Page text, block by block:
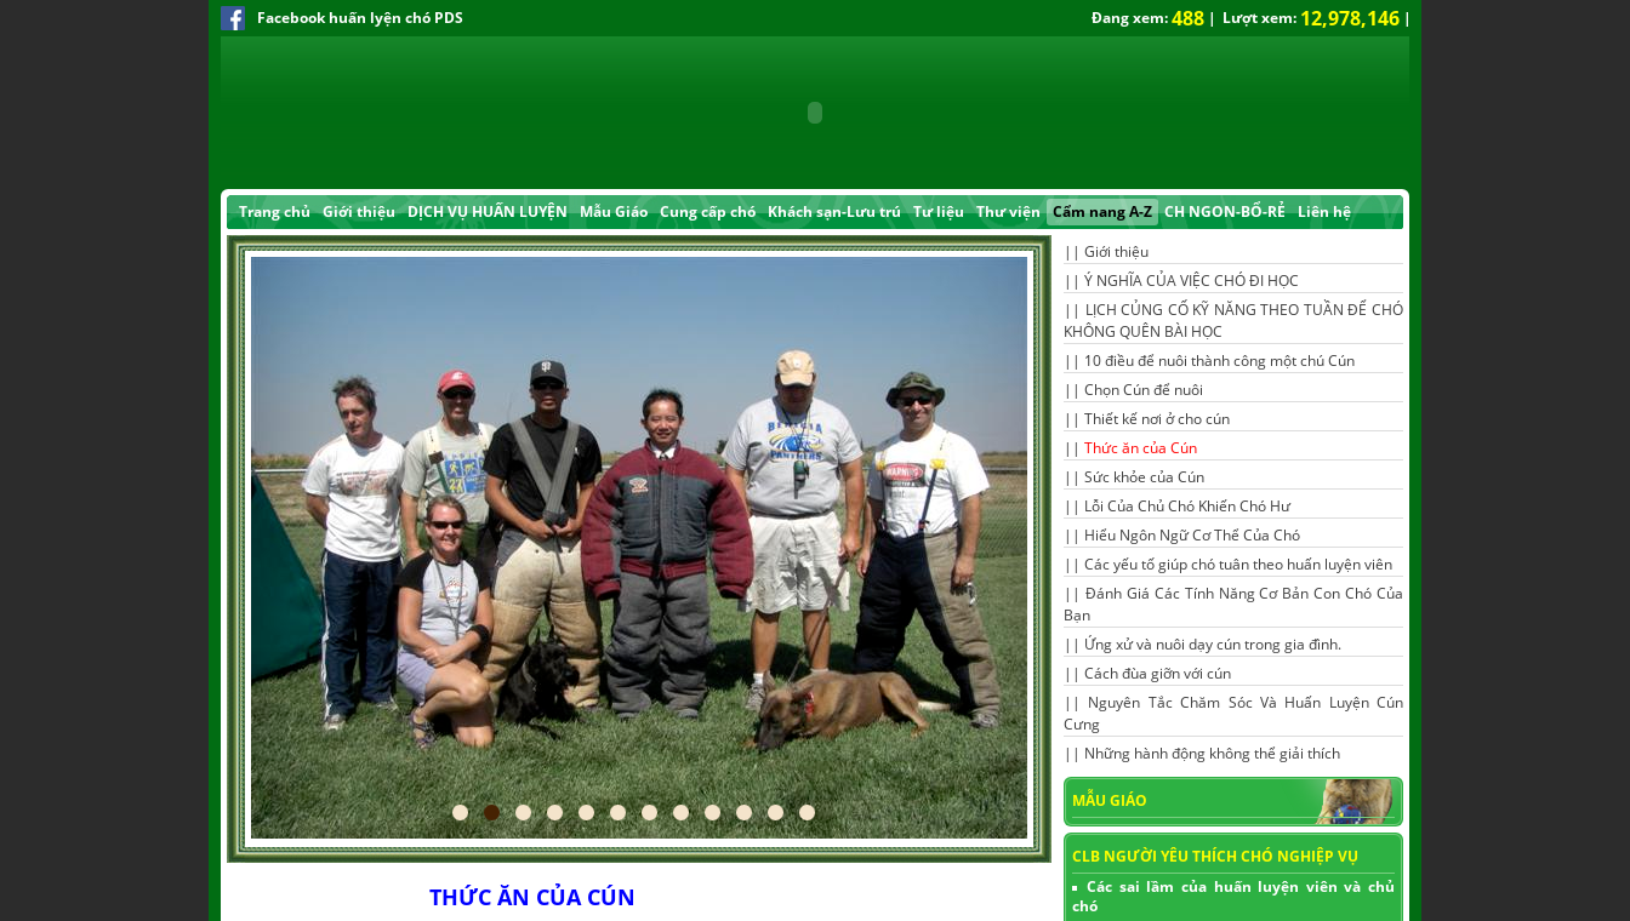
Facebook huấn lyện chó PDS Đang xem:488 | Lượt xem: 12,978,146 |
Trang chủ Giới thiệu DỊCH VỤ HUẤN LUYỆN Mẫu Giáo Cung cấp chó Khách sạn-Lưu trú Tư liệu Thư viện Cẩm nang A-Z CH NGON-BỔ-RẺ Liên hệ
THỨC ĂN CỦA CÚN
|| Giới thiệu
|| Ý NGHĨA CỦA VIỆC CHÓ ĐI HỌC
|| LỊCH CỦNG CỐ KỸ NĂNG THEO TUẦN ĐỂ CHÓ
KHÔNG QUÊN BÀI HỌC
|| 10 điều để nuôi thành công một chú Cún
|| Chọn Cún để nuôi
|| Thiết kế nơi ở cho cún
|| Thức ăn của Cún
|| Sức khỏe của Cún
|| Lỗi Của Chủ Chó Khiến Chó Hư
|| Hiểu Ngôn Ngữ Cơ Thể Của Chó
|| Các yếu tố giúp chó tuân theo huấn luyện viên
|| Đánh Giá Các Tính Năng Cơ Bản Con Chó Của
Bạn
|| Ứng xử và nuôi dạy cún trong gia đình.
|| Cách đùa giỡn với cún
|| Nguyên Tắc Chăm Sóc Và Huấn Luyện Cún
Cưng
|| Những hành động không thể giải thích
MẪU GIÁO
CLB NGƯỜI YÊU THÍCH CHÓ NGHIỆP VỤ
Các sai lầm của huấn luyện viên và chủ
chó